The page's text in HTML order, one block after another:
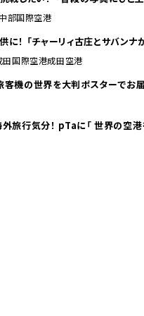
部国際空港
！ 「チャーリィ古庄とサバン
田国際空港成田空港
機の世界を大判ポスターでお届
この夏は空港コードTシャツで海外